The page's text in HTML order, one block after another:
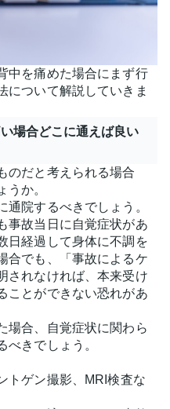
中を痛めた場合にまず行
について解説していきま
場合どこに通えば良い
のだと考えられる場合
うか。
院するべきでしょう。
事故当日に自覚症状があ
日経過して身体に不調を
合でも、「事故によるケ
されなければ、本来受け
ことができない恐れがあ
場合、自覚症状に関わら
べきでしょう。
トゲン撮影、MRI検査な